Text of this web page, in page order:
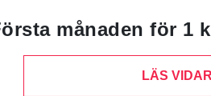
månaden för 1
LÄS